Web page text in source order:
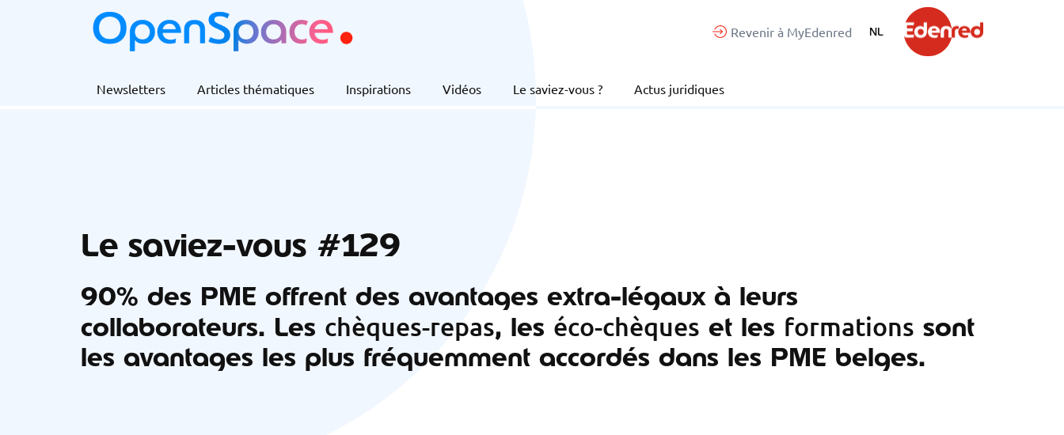
Revenir à MyEdenred NL
Newsletters Articles thématiques Inspirations Vidéos Le saviez-vous ? Actus juridiques
Le saviez-vous #129
90% des PME offrent des avantages extra-légaux à leurs
collaborateurs. Les chèques-repas, les éco-chèques et les formations sont
les avantages les plus fréquemment accordés dans les PME belges.